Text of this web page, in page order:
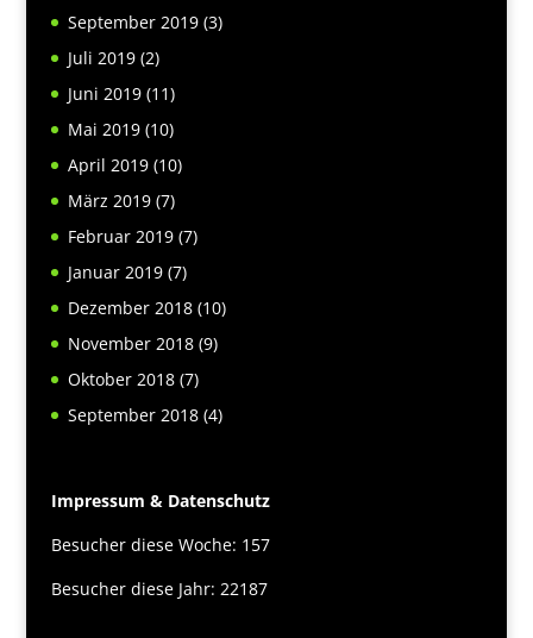
September 2019(3)
Juli 2019(2)
Juni 2019(11)
Mai 2019(10)
April 2019(10)
März 2019(7)
Februar 2019(7)
Januar 2019(7)
Dezember 2018(10)
November 2018(9)
Oktober 2018(7)
September 2018(4)
Impressum & Datenschutz
Besucher diese Woche: 157
Besucher diese Jahr: 22187